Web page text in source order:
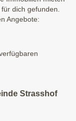
dich gefunden.
Angebote:
Strasshof